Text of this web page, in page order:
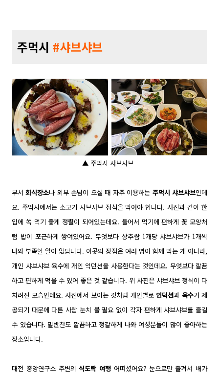
주먹시 #샤브샤브
▲ 주먹시 샤브샤브
부서회식장소나 외부 손님이 오실 때 자주 이용하는 주먹시 샤브샤브인데
요. 주먹시에서는 소고기 샤브샤브 정식을 먹어야 합니다.사진과 같이 한
입에 쏙 먹기 좋게 정렬이 되어있는데요. 들어서 먹기에 편하게 꽃 모양처
럼 밥이 포근하게 쌓여있어요. 무엇보다 상추쌈 1개당 샤브샤브가 1개씩
나와 부족할 일이 없답니다. 이곳의 장점은 여러 명이 함께 먹는 게 아니라,
개인 샤브샤브 육수에 개인 익던션을 사용한다는 것인데요. 무엇보다 깔끔
하고 편하게 먹을 수 있어 좋은 것 같습니다. 위 사진은 샤브샤브 정식이 다
차려진 모습인데요. 사진에서 보이는 것처럼 개인별로 인덕션과 육수가 제
공되기 때문에 다른 사람 눈치 볼 필요 없이 각자 편하게 샤브샤브를 즐길
수 있습니다. 밑반찬도 깔끔하고 정갈하게 나와 여성분들이 많이 좋아하는
장소입니다.
대전 중앙연구소 주변의식도락 여행 어떠셨어요? 눈으로만 즐겨서 배가